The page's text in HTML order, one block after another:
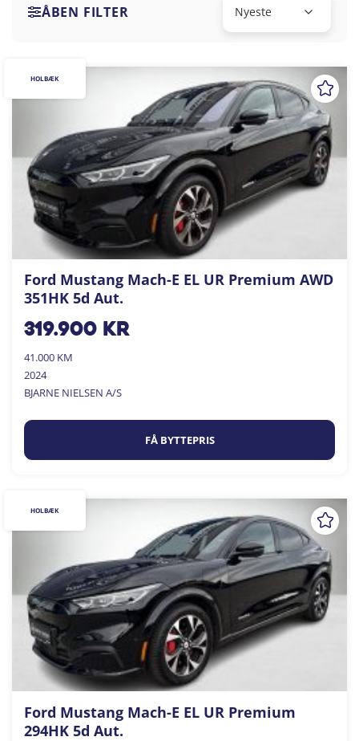
ÅBEN FILTER
Ford Mustang Mach-E EL UR Premium AWD
351HK 5d Aut.
319.900kr
41.000 KM
2024
BJARNE NIELSEN A/S
FÅ BYTTEPRIS
HOLBÆK
Ford Mustang Mach-E EL UR Premium
294HK 5d Aut.
HOLBÆK